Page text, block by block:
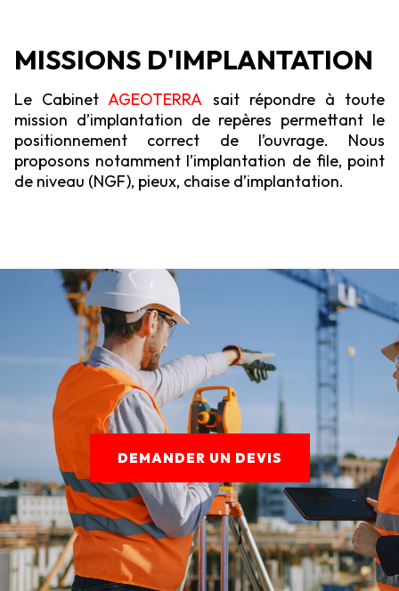
MISSIONS D'IMPLANTATION
Le CabinetAGEOTERRA sait répondre à toute
mission d’implantation de repères permettant le
positionnement correct de l’ouvrage. Nous
proposons notamment l’implantation de file, point
de niveau (NGF), pieux, chaise d’implantation.
DEMANDER UN DEVIS